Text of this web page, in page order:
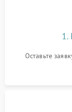
Перегрев 1.
Оставьте